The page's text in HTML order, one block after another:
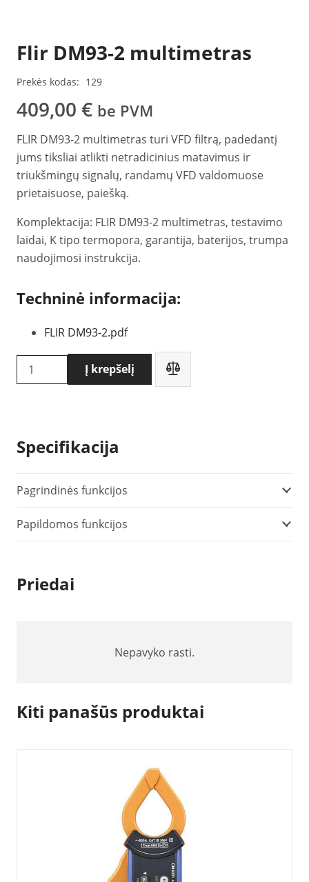
Flir DM93-2 multimetras
Prekės kodas: 129
409,00 € be PVM
FLIR DM93-2 multimetras turi VFD filtrą, padedantį
jums tiksliai atlikti netradicinius matavimus ir
triukšmingų signalų, randamų VFD valdomuose
prietaisuose, paiešką.
Komplektacija: FLIR DM93-2 multimetras, testavimo
laidai, K tipo termopora, garantija, baterijos, trumpa
naudojimosi instrukcija.
Techninė informacija:
FLIR DM93-2.pdf
produkto
kiekis:
multimetras
Į krepšelį
Specifikacija
Pagrindinės funkcijos
Papildomos funkcijos
Priedai
Nepavyko rasti.
Kiti panašūs produktai